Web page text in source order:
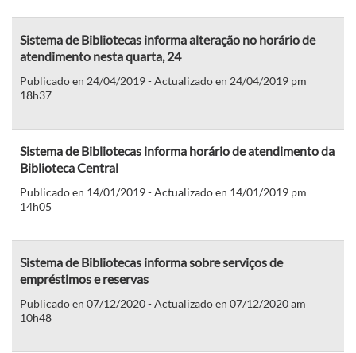
Sistema de Bibliotecas informa alteração no horário de
atendimento nesta quarta, 24
Publicado en 24/04/2019 - Actualizado en 24/04/2019 pm
18h37
Sistema de Bibliotecas informa horário de atendimento da
Biblioteca Central
Publicado en 14/01/2019 - Actualizado en 14/01/2019 pm
14h05
Sistema de Bibliotecas informa sobre serviços de
empréstimos e reservas
Publicado en 07/12/2020 - Actualizado en 07/12/2020 am
10h48